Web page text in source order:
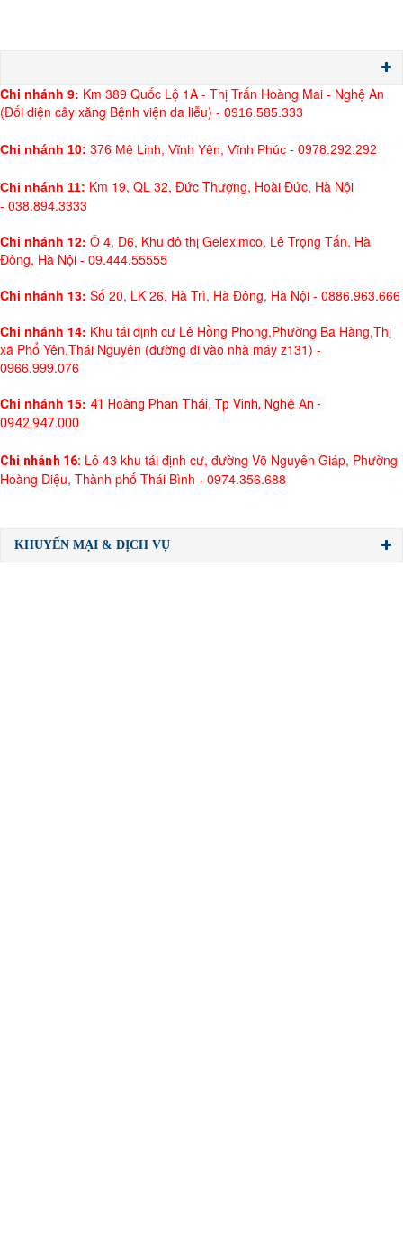
Chi nhánh 9: Km 389 Quốc Lộ 1A - Thị Trấn Hoàng Mai - Nghệ An
(Đối diện cây xăng Bệnh viện da liễu) - 0916.585.333
Chi nhánh 10: 376 Mê Linh, Vĩnh Yên, Vĩnh Phúc - 0978.292.292
Chi nhánh 11: Km 19, QL 32, Đức Thượng, Hoài Đức, Hà Nội
- 038.894.3333
Chi nhánh 12: Ô 4, D6, Khu đô thị Geleximco, Lê Trọng Tấn, Hà
Đông, Hà Nội - 09.444.55555
Chi nhánh 13: Số 20, LK 26, Hà Trì, Hà Đông, Hà Nội - 0886.963.666
Chi nhánh 14: Khu tái định cư Lê Hồng Phong,Phường Ba Hàng,Thị
xã Phổ Yên,Thái Nguyên (đường đi vào nhà máy z131) -
0966.999.076
Chi nhánh 15: 41 Hoàng Phan Thái, Tp Vinh, Nghệ An -
0942.947.000
Chi nhánh 16: Lô 43 khu tái định cư, đường Võ Nguyên Giáp, Phường
Hoàng Diệu, Thành phố Thái Bình - 0974.356.688
KHUYẾN MẠI & DỊCH VỤ